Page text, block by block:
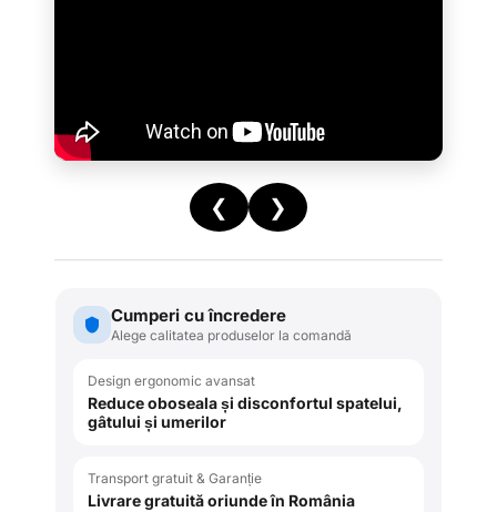
❮ ❯
Cumperi cu încredere
Alege calitatea produselor la comandă
Design ergonomic avansat
Reduce oboseala și disconfortul spatelui,
gâtului și umerilor
Transport gratuit & Garanție
Livrare gratuită oriunde în România